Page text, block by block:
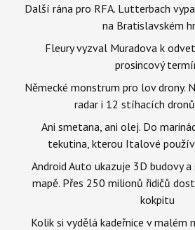
Další rána pro RFA. Lutterbach
na Bratislavském
Fleury vyzval Muradova k
prosincový
Německé monstrum pro lov drony.
radar i 12 stíhacích
Ani smetana, ani olej. Do
tekutina, kterou Italové
Android Auto ukazuje 3D budovy
mapě. Přes 250 milionů řidičů
kokpitu
Kolik si vydělá kadeřnice v malém